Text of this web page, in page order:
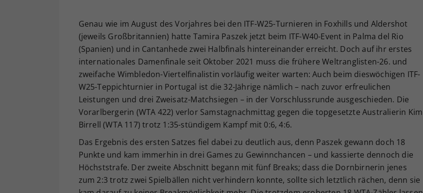
Genau wie im August des Vorjahres bei den ITF-W25-Turnieren in Foxhills und Aldershot
(jeweils Großbritannien) hatte Tamira Paszek jetzt beim ITF-W40-Event in Palma del Rio
(Spanien) und in Cantanhede zwei Halbfinals hintereinander erreicht. Doch auf ihr erstes
internationales Damenfinale seit Oktober 2021 muss die frühere Weltranglisten-26. und
zweifache Wimbledon-Viertelfinalistin vorläufig weiter warten: Auch beim dieswöchigen ITF-
W25-Teppichturnier in Portugal ist die 32-Jährige nämlich – nach zuvor erfreulichen
Leistungen und drei Zweisatz-Matchsiegen – in der Vorschlussrunde ausgeschieden. Die
Vorarlbergerin (WTA 422) verlor Samstagnachmittag gegen die topgesetzte Australierin Kim
Birrell (WTA 117) trotz 1:35-stündigem Kampf mit 0:6, 4:6.
Das Ergebnis des ersten Satzes fiel dabei zu deutlich aus, denn Paszek gewann doch 18
Punkte und kam immerhin in drei Games zu Gewinnchancen – und kassierte dennoch die
Höchststrafe. Der zweite Abschnitt begann mit fünf Breaks; dass die Dornbirnerin jenes
zum 2:3 trotz zwei Spielbällen nicht verhindern konnte, sollte sich letztlich rächen, denn sie